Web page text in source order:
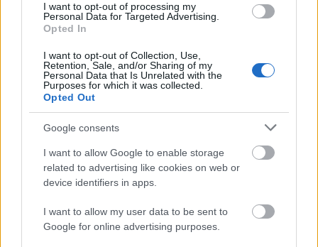
I want to opt-out of processing my
Personal Data for Targeted Advertising.
Opted In
I want to opt-out of Collection, Use,
Retention, Sale, and/or Sharing of my
Personal Data that Is Unrelated with the
Purposes for which it was collected.
Opted Out
Google consents
I want to allow Google to enable storage
related to advertising like cookies on web or
device identifiers in apps.
I want to allow my user data to be sent to
Google for online advertising purposes.
Dűlőpárok XII. - Domaine Joblot Les
Bois Chevaux 1er Cru és Clos Marole
1er Cru 2017
furmintfan•2022. november 21.
dűlőpáros sorozatból, hiszen aligha van még egy
olyan borvidék a világon, ahol az egyes kiemelt ...